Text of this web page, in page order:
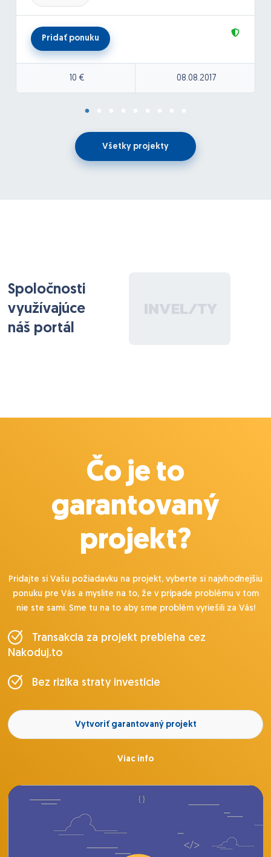
Slovensko pridat ČR a staty EU
3.Zvysit o jeden riadok novinky z 12 na 18 poloziek
4.Prepojit system s Facebookom Twitterom
Pridať ponuku
10 € 08.08.2017
Všetky projekty
Spoločnosti
využívajúce
náš portál
Čo je to
garantovaný
projekt?
Pridajte si Vašu požiadavku na projekt, vyberte si najvhodnejšiu
ponuku pre Vás a myslite na to, že v prípade problému v tom
nie ste sami. Sme tu na to aby sme problém vyriešili za Vás!
Transakcia za projekt prebieha cez
Nakoduj.to
Bez rizika straty investície
Vytvoriť garantovaný projekt
Viac info